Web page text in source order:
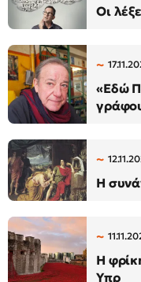
Οι
«Εδώ
Η
Η
Υπρ